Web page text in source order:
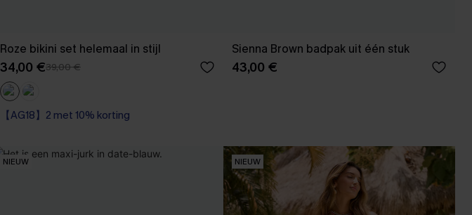
Roze bikini set helemaal in stijl
34,00 €39,00 €
【AG18】2 met 10% korting
Sienna Brown badpak uit één stuk
43,00 €
NIEUW NIEUW